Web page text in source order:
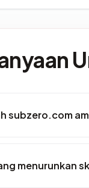
subzero.com
menurunkan